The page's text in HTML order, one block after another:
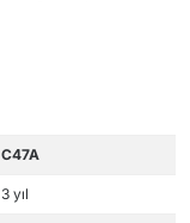
C47A
3 yıl